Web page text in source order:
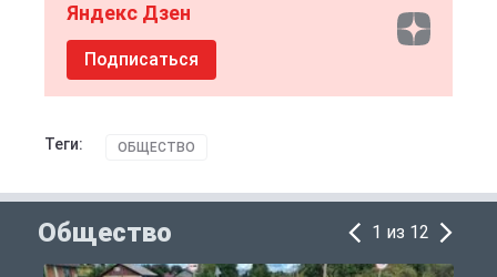
Яндекс Дзен
Подписаться
Теги: ОБЩЕСТВО
Общество 1 из 12